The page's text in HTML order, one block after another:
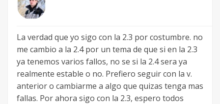
La verdad que yo sigo con la 2.3 por costumbre. no
me cambio a la 2.4 por un tema de que si en la 2.3
ya tenemos varios fallos, no se si la 2.4 sera ya
realmente estable o no. Prefiero seguir con la v.
anterior o cambiarme a algo que quizas tenga mas
fallas. Por ahora sigo con la 2.3, espero todos